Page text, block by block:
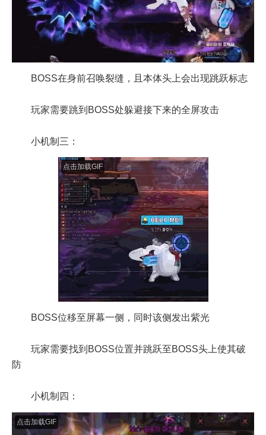
BOSS在身前召唤裂缝，且本体头上会出现跳跃标志
玩家需要跳到BOSS处躲避接下来的全屏攻击
小机制三：
点击加载GIF
BOSS位移至屏幕一侧，同时该侧发出紫光
玩家需要找到BOSS位置并跳跃至BOSS头上使其破
防
小机制四：
点击加载GIF